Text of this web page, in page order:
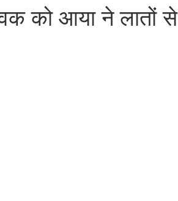
को आया ने लातों से